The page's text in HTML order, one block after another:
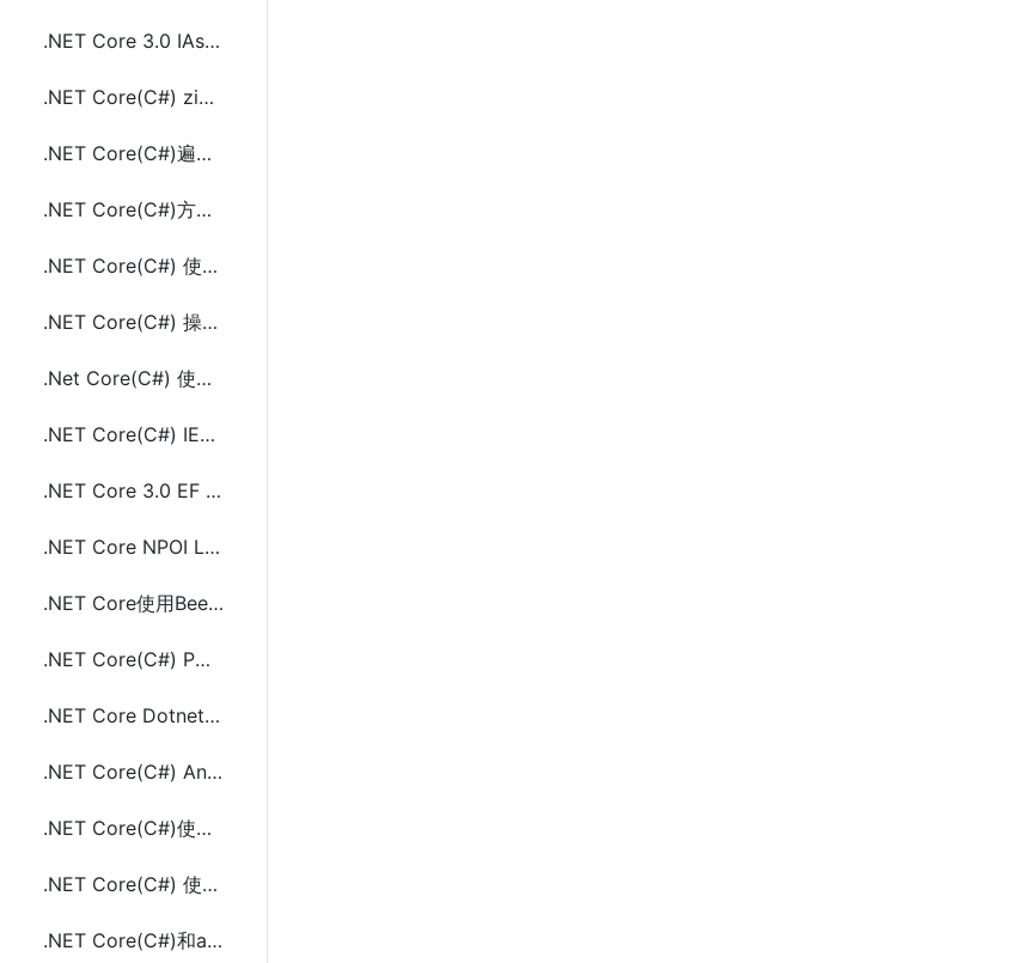
.NET Core 3.0 IAsyncEnumerable<T>的使用及示例代码
.NET Core(C#) zip unzip压缩解压.zip包文件及文件夹
.NET Core(C#)遍历字典(Dictionary<TKey,TValue>)常用方法及示例代码
.NET Core(C#)方法返回多个的值方法及示例代码
.NET Core(C#) 使用sha256和sha512计算文件哈希值(hash)
.NET Core(C#) 操作selenium(Chrome)对网页截完整页面长图的方法及示例代码
.Net Core(C#) 使用StackTrace或StackFrame获取方法的调用者方法所在类的类名
.NET Core(C#) IEqualityComparer<in T>接口的使用方法及示例代码
.NET Core 3.0 EF Core使用include外键条件过滤的方法
.NET Core NPOI Linux上配置使用及生成Word和Excel文件示例代码
.NET Core使用BeetleX.ConcurrentTest进行Web API并发压力测试
.NET Core(C#) POST JSON数据和Form表单的方法及示例代码
.NET Core DotnetSpider简单实现爬取页面示例代码
.NET Core(C#) AngleSharp 解析百度和谷歌搜索结果html(链接、标题、描述)
.NET Core(C#)使用AngleSharp下载网页源码及资源文件(html,css,js,jpg等图片)
.NET Core(C#) 使用AngleSharp生成自动缩进格式化的html方法
.NET Core(C#)和aes.js实现AES(Crypto)加密和解密的示例代码